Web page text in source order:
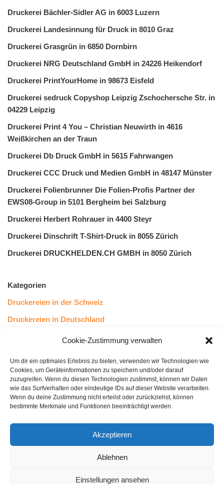
Cookie-Zustimmung verwalten
Um dir ein optimales Erlebnis zu bieten, verwenden wir Technologien wie
Cookies, um Geräteinformationen zu speichern und/oder darauf
zuzugreifen. Wenn du diesen Technologien zustimmst, können wir Daten
wie das Surfverhalten oder eindeutige IDs auf dieser Website verarbeiten.
Wenn du deine Zustimmung nicht erteilst oder zurückziehst, können
bestimmte Merkmale und Funktionen beeinträchtigt werden.
Akzeptieren
Ablehnen
Einstellungen ansehen
Druckerei Bächler-Sidler AG in 6003 Luzern
Druckerei Landesinnung für Druck in 8010 Graz
Druckerei Grasgrün in 6850 Dornbirn
Druckerei NRG Deutschland GmbH in 24226 Heikendorf
Druckerei PrintYourHome in 98673 Eisfeld
Druckerei sedruck Copyshop Leipzig Zschochersche Str. in
04229 Leipzig
Druckerei Print 4 You – Christian Neuwirth in 4616
Weißkirchen an der Traun
Druckerei Db Druck GmbH in 5615 Fahrwangen
Druckerei CCC Druck und Medien GmbH in 48147 Münster
Druckerei Folienbrunner Die Folien-Profis Partner der
EWS08-Group in 5101 Bergheim bei Salzburg
Druckerei Herbert Rohrauer in 4400 Steyr
Druckerei Dinschrift T-Shirt-Druck in 8055 Zürich
Druckerei DRUCKHELDEN.CH GMBH in 8050 Zürich
Kategorien
Druckereien in der Schweiz
Druckereien in Deutschland
Druckereien in Österreich
Kundenstimmen
43Leserstimmen